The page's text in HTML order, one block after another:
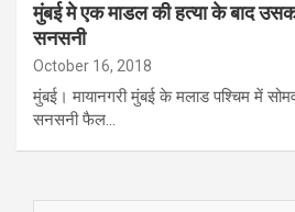
मुंबई मे एक माडल की हत्‍या के बाद
सनसनी
October 16, 2018
मुंबई। मायानगरी मुंबई के मलाड पश्चिम में
सनसनी फैल…